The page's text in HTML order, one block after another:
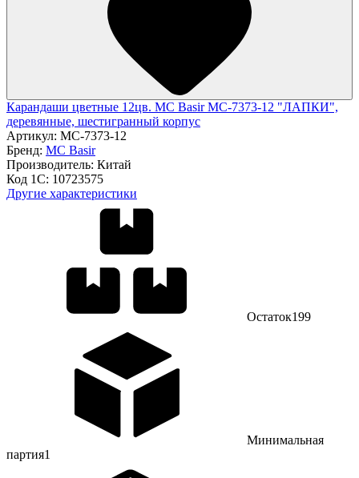
Карандаши цветные 12цв. MC Basir МС-7373-12 "ЛАПКИ",
деревянные, шестигранный корпус
Артикул: МС-7373-12
Бренд: MC Basir
Производитель: Китай
Код 1С: 10723575
Другие характеристики
Остаток199
Минимальная
партия1